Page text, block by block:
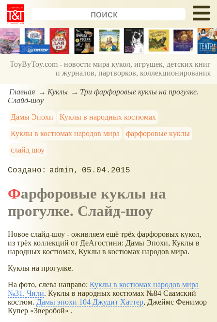
ToyByToy.com - новости мира кукол, игрушек, детских книг
и журналов, партворков, коллекционирования
Главная Куклы
Три фарфоровые куклы на прогулке.
Слайд-шоу
Дамы Эпохи
Куклы в народных костюмах
Куклы в костюмах народов мира
фарфоровые куклы
слайд шоу
admin 05.04.2015
Фарфоровые куклы на
прогулке. Слайд-шоу
Новое слайд-шоу - оживляем ещё трёх фарфоровых кукол,
из трёх коллекций от ДеАгостини: Дамы Эпохи, Куклы в
народных костюмах, Куклы в костюмах народов мира.
Куклы на прогулке.
На фото, слева направо: Куклы в костюмах народов мира
№31. Чили. Куклы в народных костюмах №84 Саамский
костюм. Дамы эпохи 104 Джудит Хаттер, Джеймс Фенимор
Купер
Зверобой
.